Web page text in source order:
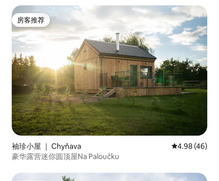
房客推荐
房客推荐
袖珍小屋 ｜ Chyňava 平均评分
4.98 (46)
豪华露营迷你圆顶屋Na Paloučku